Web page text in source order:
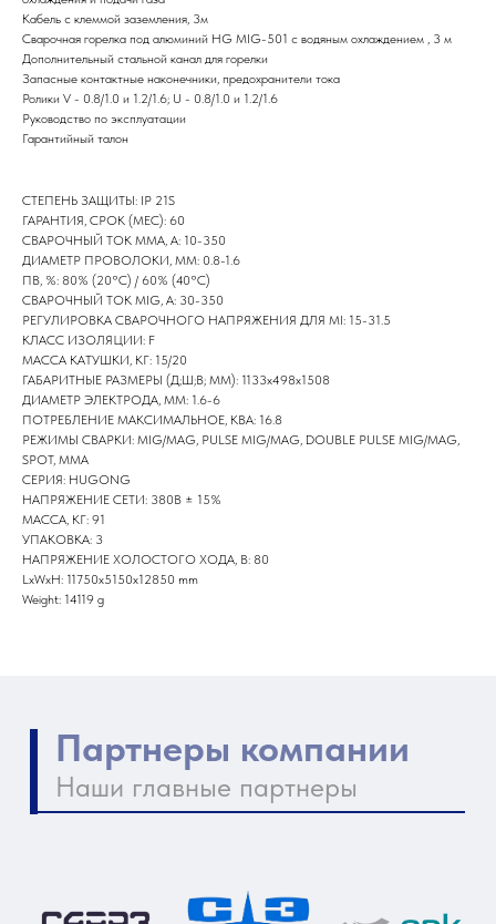
Кабель с клеммой заземления, 3м
Сварочная горелка под алюминий HG MIG-501 c водяным охлаждением , 3 м
Дополнительный стальной канал для горелки
Запасные контактные наконечники, предохранители тока
Ролики V - 0.8/1.0 и 1.2/1.6; U - 0.8/1.0 и 1.2/1.6
Руководство по эксплуатации
Гарантийный талон
СТЕПЕНЬ ЗАЩИТЫ: IP 21S
ГАРАНТИЯ, СРОК (МЕС): 60
СВАРОЧНЫЙ ТОК ММА, А: 10-350
ДИАМЕТР ПРОВОЛОКИ, ММ: 0.8-1.6
ПВ, %: 80% (20°С) / 60% (40°С)
СВАРОЧНЫЙ ТОК MIG, А: 30-350
РЕГУЛИРОВКА СВАРОЧНОГО НАПРЯЖЕНИЯ ДЛЯ MI: 15-31.5
КЛАСС ИЗОЛЯЦИИ: F
МАССА КАТУШКИ, КГ: 15/20
ГАБАРИТНЫЕ РАЗМЕРЫ (Д;Ш;В; ММ): 1133х498х1508
ДИАМЕТР ЭЛЕКТРОДА, ММ: 1.6-6
ПОТРЕБЛЕНИЕ МАКСИМАЛЬНОЕ, КВА: 16.8
РЕЖИМЫ СВАРКИ: MIG/MAG, PULSE MIG/MAG, DOUBLE PULSE MIG/MAG,
SPOT, MMA
СЕРИЯ: HUGONG
НАПРЯЖЕНИЕ СЕТИ: 380В ± 15%
МАССА, КГ: 91
УПАКОВКА: 3
НАПРЯЖЕНИЕ ХОЛОСТОГО ХОДА, В: 80
LxWxH: 11750x5150x12850 mm
Weight: 14119 g
Контакты компании
Как нас найти